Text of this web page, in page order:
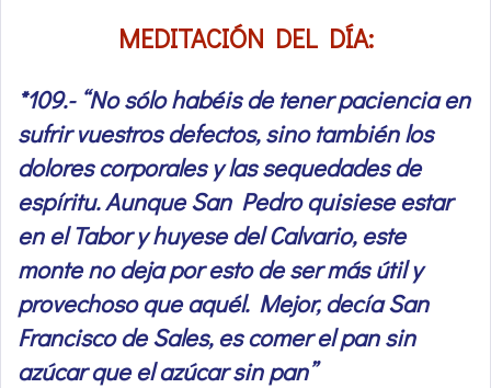
MEDITACIÓN DEL DÍA:
*109.- “No sólo habéis de tener paciencia en
sufrir vuestros defectos, sino también los
dolores corporales y las sequedades de
espíritu. Aunque San Pedro quisiese estar
en el Tabor y huyese del Calvario, este
monte no deja por esto de ser más útil y
provechoso que aquél. Mejor, decía San
Francisco de Sales, es comer el pan sin
azúcar que el azúcar sin pan”